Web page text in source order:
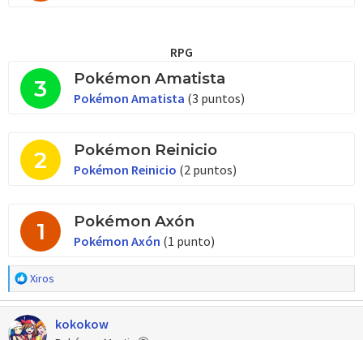
RPG
3 Pokémon Amatista
Pokémon Amatista (3 puntos)
2 Pokémon Reinicio
Pokémon Reinicio (2 puntos)
1 Pokémon Axón
Pokémon Axón (1 punto)
R
e
a
c
Xiros
kokokow